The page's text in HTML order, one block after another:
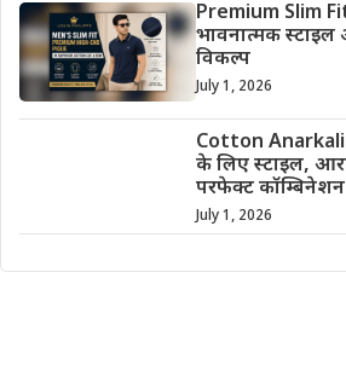
Premium Slim
भावनात्मक
विकल्प
July 1, 2026
Cotton
के लिए स्टाइल,
परफेक्ट कॉम्बिनेशन
July 1, 2026